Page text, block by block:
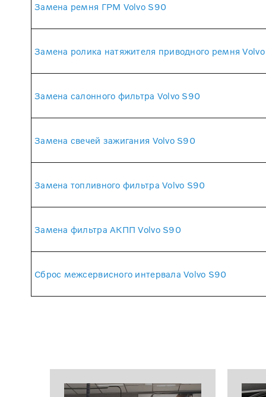
Замена ремня ГРМ Volvo S90
Замена ролика натяжителя приводного ремня
Замена салонного фильтра Volvo S90
Замена свечей зажигания Volvo S90
Замена топливного фильтра Volvo S90
Замена фильтра АКПП Volvo S90
Сброс межсервисного интервала Volvo S90